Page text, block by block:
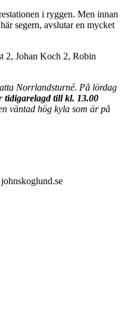
i ryggen. Men innan
segern, avslutar en mycket
2, Johan Koch 2, Robin
Norrlandsturné. På lördag
tidigarelagd till kl. 13.00
väntad hög kyla som är på
johnskoglund.se